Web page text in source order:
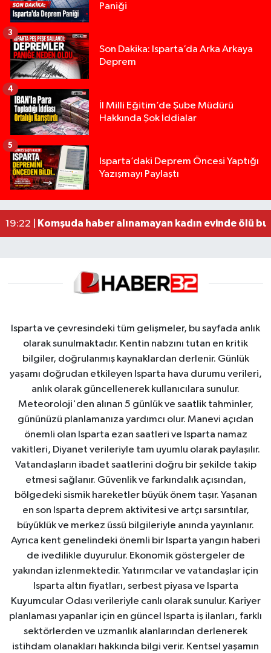
Paniği
Son Dakika: Isparta’da Arka Arkaya
Deprem
3
İl Milli Eğitim’de Şube Müdürü
Hakkında Şok İddialar
4
Isparta’daki Deprem Öncesi Yaptığı
Yazışmayı Paylaştı
5
13:00 |Yığılca'da kardeşler arasındaki silahlı kavgada
12:48 |Tur teknesi çalışanlarının birbirine girdiği kavga
02:26 |MOTOSİKLETLE ÇARPIŞAN OTOMOBİL GÜL
19:22 |
Komşuda haber alınamayan kadın evinde ölü
Isparta ve çevresindeki tüm gelişmeler, bu sayfada anlık
olarak sunulmaktadır. Kentin nabzını tutan en kritik
bilgiler, doğrulanmış kaynaklardan derlenir. Günlük
yaşamı doğrudan etkileyen Isparta hava durumu verileri,
anlık olarak güncellenerek kullanıcılara sunulur.
Meteoroloji'den alınan 5 günlük ve saatlik tahminler,
gününüzü planlamanıza yardımcı olur. Manevi açıdan
önemli olan Isparta ezan saatleri ve Isparta namaz
vakitleri, Diyanet verileriyle tam uyumlu olarak paylaşılır.
Vatandaşların ibadet saatlerini doğru bir şekilde takip
etmesi sağlanır. Güvenlik ve farkındalık açısından,
bölgedeki sismik hareketler büyük önem taşır. Yaşanan
en son Isparta deprem aktivitesi ve artçı sarsıntılar,
büyüklük ve merkez üssü bilgileriyle anında yayınlanır.
Ayrıca kent genelindeki önemli bir Isparta yangın haberi
de ivedilikle duyurulur. Ekonomik göstergeler de
yakından izlenmektedir. Yatırımcılar ve vatandaşlar için
Isparta altın fiyatları, serbest piyasa ve Isparta
Kuyumcular Odası verileriyle canlı olarak sunulur. Kariyer
planlaması yapanlar için en güncel Isparta iş ilanları, farklı
sektörlerden ve uzmanlık alanlarından derlenerek
istihdam olanakları hakkında bilgi verir. Kentsel yaşamın